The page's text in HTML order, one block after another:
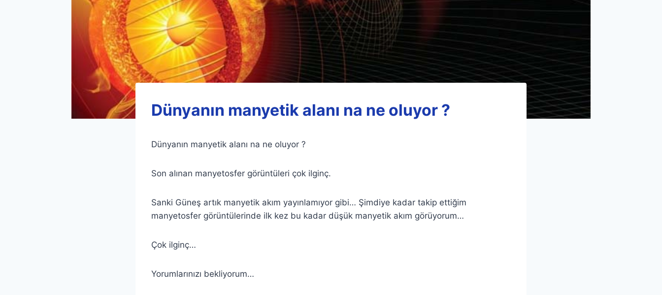
Dünyanın manyetik alanı na ne oluyor ?
Dünyanın manyetik alanı na ne oluyor ?
Son alınan manyetosfer görüntüleri çok ilginç.
Sanki Güneş artık manyetik akım yayınlamıyor gibi… Şimdiye kadar takip ettiğim
manyetosfer görüntülerinde ilk kez bu kadar düşük manyetik akım görüyorum…
Çok ilginç…
Yorumlarınızı bekliyorum…